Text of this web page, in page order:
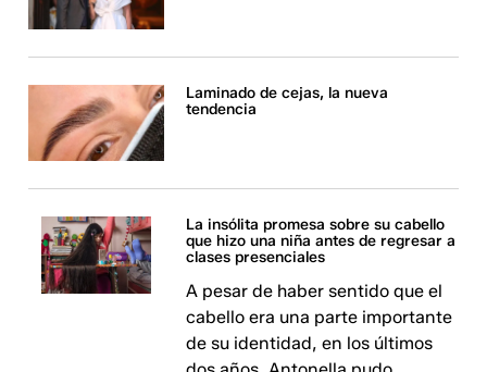
Laminado de cejas, la nueva
tendencia
La insólita promesa sobre su cabello
que hizo una niña antes de regresar a
clases presenciales
A pesar de haber sentido que el
cabello era una parte importante
de su identidad, en los últimos